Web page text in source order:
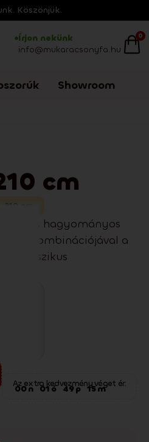
Köszönjük.
Írjon nekünk
info@mukaracsonyfa.hu
0
Showroom
cm
210
és hagyományos
kombinációjával a
klasszikus
Az extra kedvezmény véget ér:
00n 01ó 49p 14m